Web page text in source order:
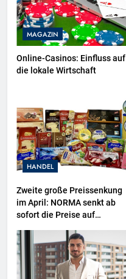
MAGAZIN
Online-Casinos: Einfluss auf
die lokale Wirtschaft
HANDEL
Zweite große Preissenkung
im April: NORMA senkt ab
sofort die Preise auf
zu 16 Prozent / Mit
LECKERROM, CREMISEE,
EXCELSIOR süßer und
herzhafter Genuss